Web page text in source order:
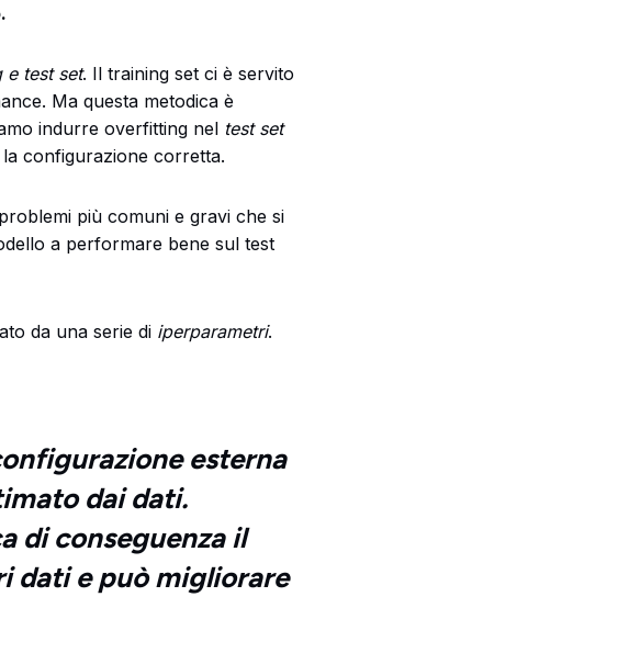
e test set. Il training set ci è servito
Ma questa metodica è
indurre overfitting nel test set
configurazione corretta.
più comuni e gravi che si
a performare bene sul test
da una serie di iperparametri.
esterna
dai dati.
di conseguenza il
dati e può migliorare